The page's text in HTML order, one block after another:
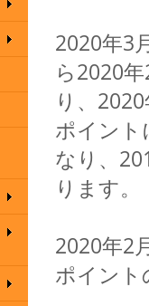
2020年3
ら2020
り、
ポイント
なり、
ります。
2020年2
ポイント